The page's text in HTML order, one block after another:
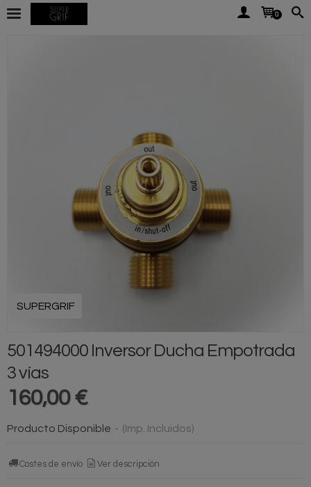
0
SUPERGRIF
501494000 Inversor Ducha Empotrada
3 vías
160,00 €
Producto Disponible - (Imp. Incluidos)
Costes de envío Ver descripción